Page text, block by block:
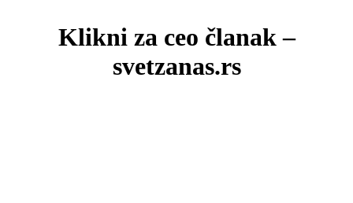
Klikni za ceo članak –
svetzanas.rs